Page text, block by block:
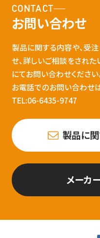
CONTACT
お問い合わせ
製品に関する内容や、受
せ、詳しいご相談をされ
にてお問い合わせください
お電話でのお問い合わせ
TEL:06-6435-9747
製品に
メーカ